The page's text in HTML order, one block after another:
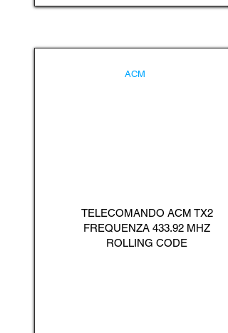
ACM
TELECOMANDO ACM TX2
FREQUENZA 433.92 MHZ
ROLLING CODE